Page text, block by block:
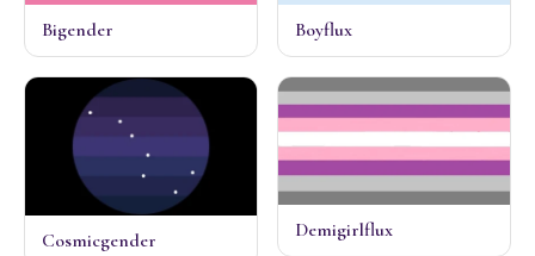
Bigender Boyflux
Cosmicgender Demigirlflux